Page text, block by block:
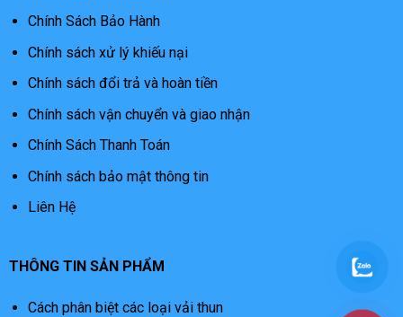
Chính Sách Bảo Hành
Chính sách xử lý khiếu nại
Chính sách đổi trả và hoàn tiền
Chính sách vận chuyển và giao nhận
Chính Sách Thanh Toán
Chính sách bảo mật thông tin
Liên Hệ
THÔNG TIN SẢN PHẨM
Cách phân biệt các loại vải thun